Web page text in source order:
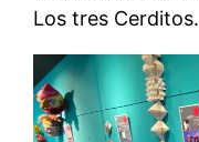
Los tres Cerditos.